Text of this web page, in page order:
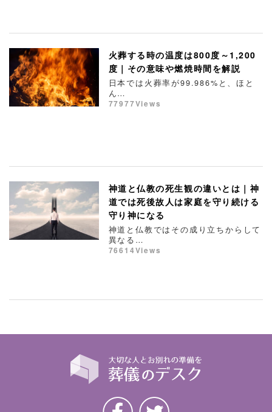
火葬する時の温度は800度～1,200
度｜その意味や燃焼時間を解説
日本では火葬率が99.986%と、ほと
ん…
77977Views
神道と仏教の死生観の違いとは｜神
道では死後故人は家庭を守り続ける
守り神になる
神道と仏教ではその成り立ちからして
異なる…
76614Views